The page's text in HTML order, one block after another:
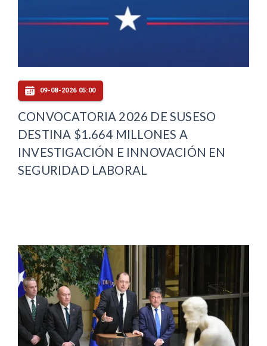
09-08-2026 05:00
CONVOCATORIA 2026 DE SUSESO
DESTINA $1.664 MILLONES A
INVESTIGACIÓN E INNOVACIÓN EN
SEGURIDAD LABORAL